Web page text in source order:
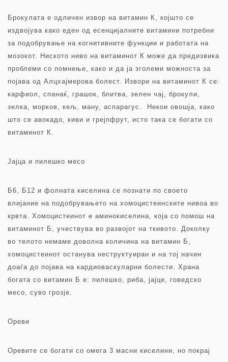
Брокулата е одличен извор на витамин К, којшто се
издвојува како еден од есенцијалните витамини потребни
за подобрување на когнитивните функции и работата на
мозокот. Ниското ниво на витаминот К може да предизвика
проблеми со помнење, како и да ја зголеми можноста за
појава од Алцхајмерова болест. Извори на витаминот К се:
карфиол, спанаќ, грашок, блитва, зелен чај, брокули,
зелка, морков, кељ, ману, аспарагус. Некои овошја, како
што се авокадо, киви и грејпфрут, исто така се богати со
витаминот К.
Јајца и пилешко месо
Б6, Б12 и фолната киселина се познати по своето
влијание на подобрувањето на хомоцистеинските нивоа во
крвта. Хомоцистеинот е аминокиселина, која со помош на
витаминот Б, учествува во развојот на ткивото. Доколку
во телото немаме доволна количина на витамин Б,
хомоцистеинот останува неструктуиран и на тој начин
доаѓа до појава на кардиоваскуларни болести. Храна
богата со витамин Б е: пилешко, риба, јајце, говедско
месо, суво грозје.
Ореви
Оревите се богати со омега 3 масни киселини, но покрај